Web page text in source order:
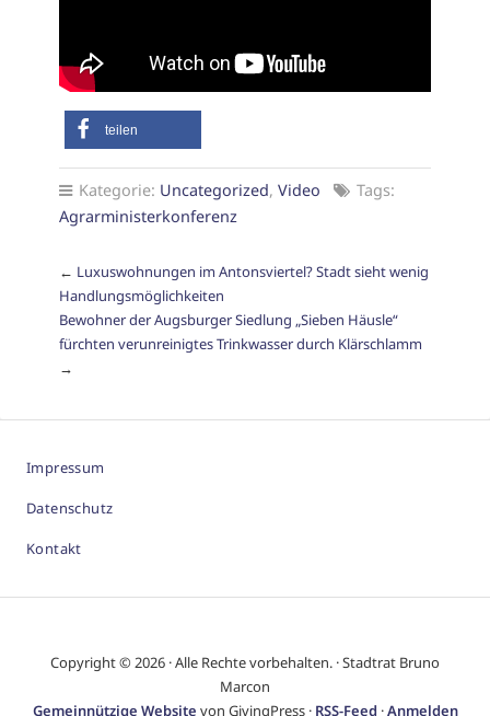
teilen
Kategorie: Uncategorized, Video
Tags:
Agrarministerkonferenz
← Luxuswohnungen im Antonsviertel? Stadt sieht wenig
Handlungsmöglichkeiten
Bewohner der Augsburger Siedlung „Sieben Häusle“
fürchten verunreinigtes Trinkwasser durch Klärschlamm
→
Impressum
Datenschutz
Kontakt
Copyright © 2026 · Alle Rechte vorbehalten. · Stadtrat Bruno
Marcon
Gemeinnützige Website von GivingPress · RSS-Feed ·Anmelden